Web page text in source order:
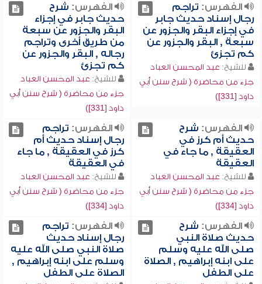
الفهرس: تراجم
رجال إسناد حديث جابر
في إجزاء البقر والجزور عن
سبعة , البقر والجزور عن
كم تجزئ
للشيخ: عبد المحسن العباد
جزء من محاضرة ( شرح سنن أبي
داود [331])
الفهرس: شرح
حديث جابر في إجزاء
البقر والجزور عن سبعة
من طريق أخرى وتراجم
رجاله , البقر والجزور عن
كم تجزئ
للشيخ: عبد المحسن العباد
جزء من محاضرة ( شرح سنن أبي
داود [331])
الفهرس: شرح
حديث أم كرز في
العقيقة , ما جاء في
العقيقة
للشيخ: عبد المحسن العباد
جزء من محاضرة ( شرح سنن أبي
داود [334])
الفهرس: تراجم
رجال إسناد حديث أم
كرز في العقيقة , ما جاء
في العقيقة
للشيخ: عبد المحسن العباد
جزء من محاضرة ( شرح سنن أبي
داود [334])
الفهرس: شرح
حديث صلاة النبي
صلى الله عليه وسلم
على ابنه إبراهيم , الصلاة
على الطفل
الفهرس: تراجم
رجال إسناد حديث
صلاة النبي صلى الله عليه
وسلم على ابنه إبراهيم ,
الصلاة على الطفل